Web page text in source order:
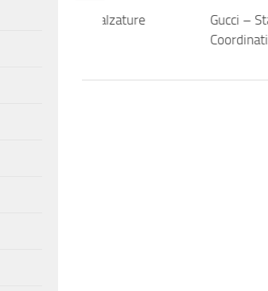
Gucci –
Stage Modelleria calzature